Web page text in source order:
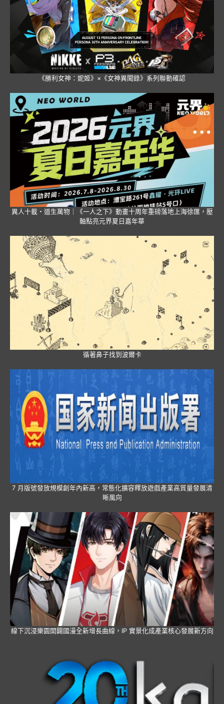
《勝利女神：妮姬》×《女神異聞錄》系列聯動確認
異人十載・道生萬物｜《一人之下》動畫十周年重磅落地上海徐匯，壓
軸點亮元界夏日嘉年華
循著鼻子找到波爾卡
7 月版號發放規模創年內新高，常態化擴容釋放遊戲產業高質量發展清
晰風向
線下沉浸樂園開闢國漫全新增長曲線，IP 實景化成產業核心發展新方向